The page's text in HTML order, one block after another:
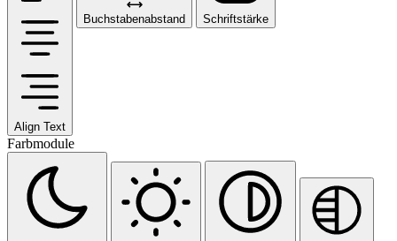
Align Text
Buchstabenabstand Schriftstärke
Farbmodule